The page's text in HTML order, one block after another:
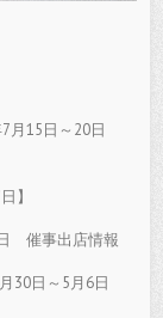
月15日～20日
】
催事出店情報
30日～5月6日